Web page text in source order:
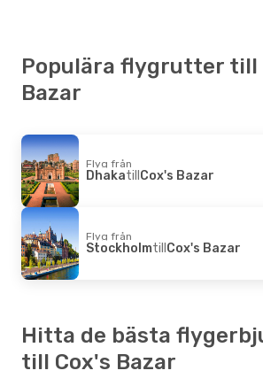
Populära flygrutter till
Bazar
Flyg från
DhakatillCox's Bazar
Flyg från
StockholmtillCox's Bazar
Hitta de bästa
till Cox's Bazar